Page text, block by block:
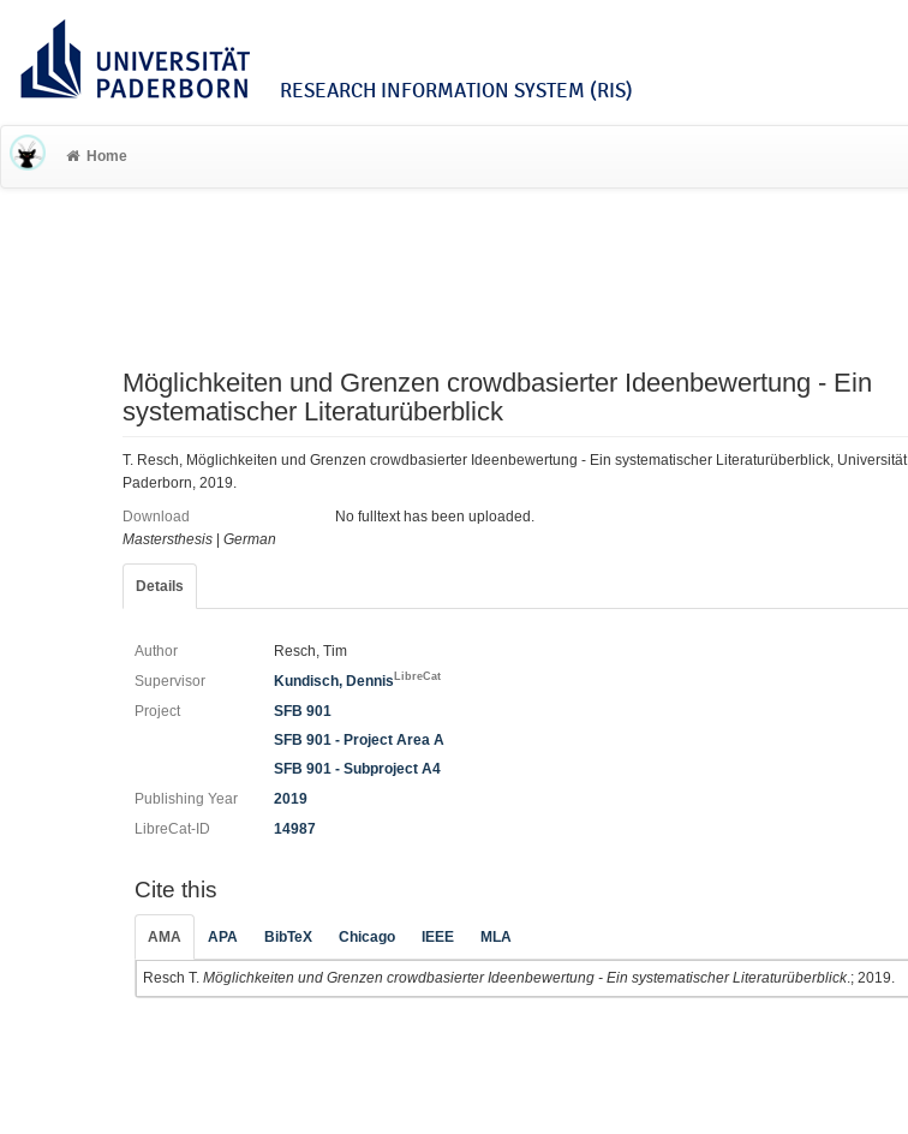
RESEARCH INFORMATION SYSTEM (RIS)
Home
Möglichkeiten und Grenzen crowdbasierter Ideenbewertung - Ein
systematischer Literaturüberblick
T. Resch, Möglichkeiten und Grenzen crowdbasierter Ideenbewertung - Ein systematischer Literaturüberblick, Universität
Paderborn, 2019.
Download
No fulltext has been uploaded.
Mastersthesis
German
Details
Author
Resch, Tim
Supervisor
Kundisch, DennisLibreCat
Project
SFB 901
SFB 901 - Project Area A
SFB 901 - Subproject A4
Publishing Year
2019
LibreCat-ID
14987
Cite this
AMA APA BibTeX Chicago IEEE MLA
Resch T. Möglichkeiten und Grenzen crowdbasierter Ideenbewertung - Ein systematischer Literaturüberblick.; 2019.